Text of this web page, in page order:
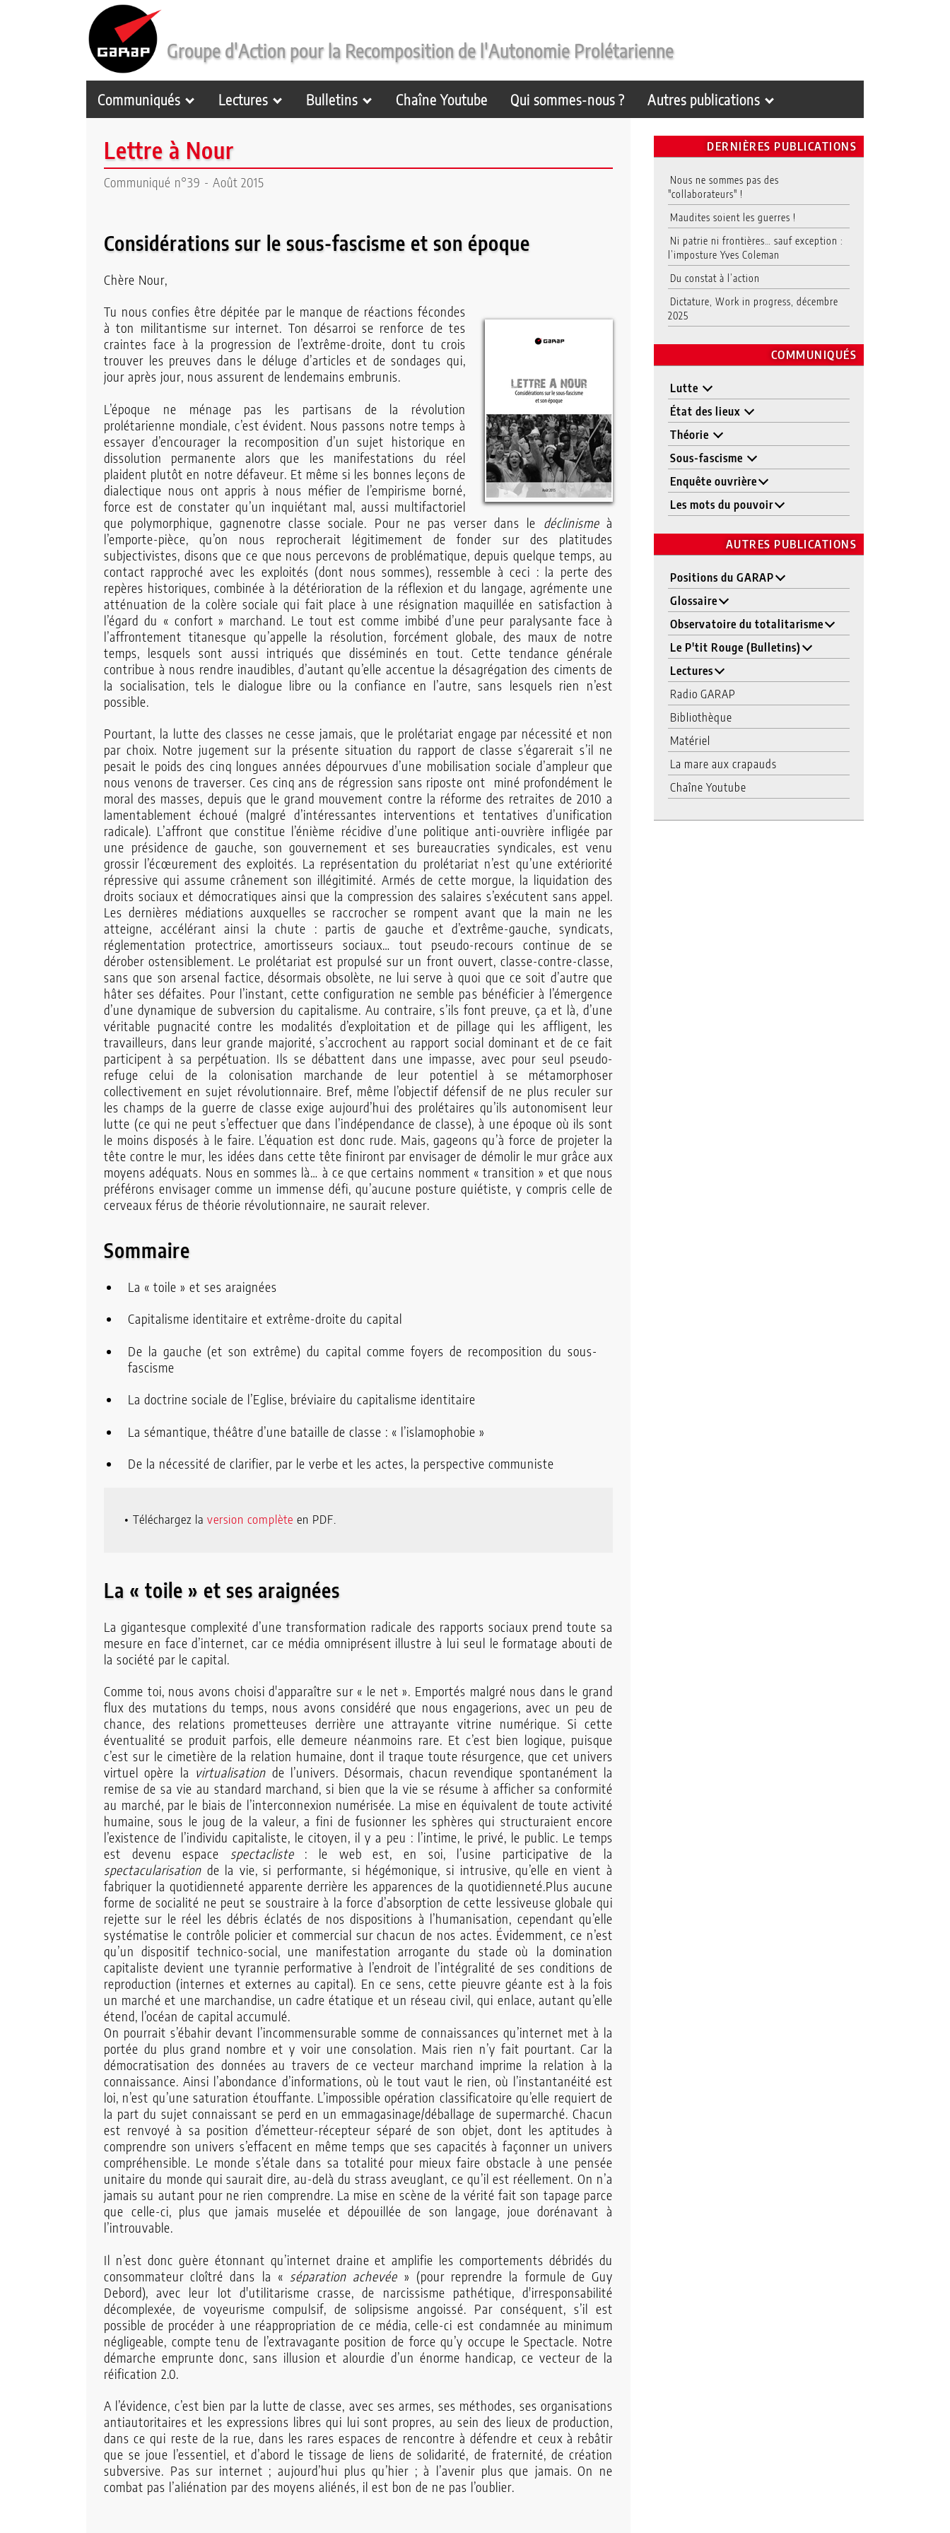
Groupe d'Action pour la Recomposition de l'Autonomie Prolétarienne
Communiqués
Lectures
publications
Communiqués Lectures Bulletins Chaîne Youtube Qui sommes-nous ? Autres publications
Lettre à Nour
Communiqué n°39 - Août 2015
Considérations sur le sous-fascisme et son époque
Chère Nour,
Tu nous confies être dépitée par le manque de réactions fécondes
à ton militantisme sur internet. Ton désarroi se renforce de tes
craintes face à la progression de l’extrême-droite, dont tu crois
trouver les preuves dans le déluge d’articles et de sondages qui,
jour après jour, nous assurent de lendemains embrunis.
L’époque ne ménage pas les partisans de la révolution
prolétarienne mondiale, c’est évident. Nous passons notre temps à
essayer d’encourager la recomposition d’un sujet historique en
dissolution permanente alors que les manifestations du réel
plaident plutôt en notre défaveur. Et même si les bonnes leçons de
dialectique nous ont appris à nous méfier de l’empirisme borné,
force est de constater qu’un inquiétant mal, aussi multifactoriel
que polymorphique, gagnenotre classe sociale. Pour ne pas verser dans le déclinismeà
l’emporte-pièce, qu’on nous reprocherait légitimement de fonder sur des platitudes
subjectivistes, disons que ce que nous percevons de problématique, depuis quelque temps, au
contact rapproché avec les exploités (dont nous sommes), ressemble à ceci : la perte des
repères historiques, combinée à la détérioration de la réflexion et du langage, agrémente une
atténuation de la colère sociale qui fait place à une résignation maquillée en satisfaction à
l’égard du « confort » marchand. Le tout est comme imbibé d’une peur paralysante face à
l’affrontement titanesque qu’appelle la résolution, forcément globale, des maux de notre
temps, lesquels sont aussi intriqués que disséminés en tout. Cette tendance générale
contribue à nous rendre inaudibles, d’autant qu’elle accentue la désagrégation des ciments de
la socialisation, tels le dialogue libre ou la confiance en l’autre, sans lesquels rien n’est
possible.
Pourtant, la lutte des classes ne cesse jamais, que le prolétariat engage par nécessité et non
par choix. Notre jugement sur la présente situation du rapport de classe s’égarerait s’il ne
pesait le poids des cinq longues années dépourvues d’une mobilisation sociale d’ampleur que
nous venons de traverser. Ces cinq ans de régression sans riposte ont miné profondément le
moral des masses, depuis que le grand mouvement contre la réforme des retraites de 2010 a
lamentablement échoué (malgré d’intéressantes interventions et tentatives d’unification
radicale). L’affront que constitue l’énième récidive d’une politique anti-ouvrière infligée par
une présidence de gauche, son gouvernement et ses bureaucraties syndicales, est venu
grossir l’écœurement des exploités. La représentation du prolétariat n’est qu’une extériorité
répressive qui assume crânement son illégitimité. Armés de cette morgue, la liquidation des
droits sociaux et démocratiques ainsi que la compression des salaires s’exécutent sans appel.
Les dernières médiations auxquelles se raccrocher se rompent avant que la main ne les
atteigne, accélérant ainsi la chute : partis de gauche et d’extrême-gauche, syndicats,
réglementation protectrice, amortisseurs sociaux… tout pseudo-recours continue de se
dérober ostensiblement. Le prolétariat est propulsé sur un front ouvert, classe-contre-classe,
sans que son arsenal factice, désormais obsolète, ne lui serve à quoi que ce soit d’autre que
hâter ses défaites. Pour l’instant, cette configuration ne semble pas bénéficier à l’émergence
d’une dynamique de subversion du capitalisme. Au contraire, s’ils font preuve, ça et là, d’une
véritable pugnacité contre les modalités d’exploitation et de pillage qui les affligent, les
travailleurs, dans leur grande majorité, s’accrochent au rapport social dominant et de ce fait
participent à sa perpétuation. Ils se débattent dans une impasse, avec pour seul pseudo-
refuge celui de la colonisation marchande de leur potentiel à se métamorphoser
collectivement en sujet révolutionnaire. Bref, même l’objectif défensif de ne plus reculer sur
les champs de la guerre de classe exige aujourd’hui des prolétaires qu’ils autonomisent leur
lutte (ce qui ne peut s’effectuer que dans l’indépendance de classe), à une époque où ils sont
le moins disposés à le faire. L’équation est donc rude. Mais, gageons qu’à force de projeter la
tête contre le mur, les idées dans cette tête finiront par envisager de démolir le mur grâce aux
moyens adéquats. Nous en sommes là… à ce que certains nomment « transition » et que nous
préférons envisager comme un immense défi, qu’aucune posture quiétiste, y compris celle de
cerveaux férus de théorie révolutionnaire, ne saurait relever.
Sommaire
La « toile » et ses araignées
Capitalisme identitaire et extrême-droite du capital
De la gauche (et son extrême) du capital comme foyers de recomposition du sous-
fascisme
La doctrine sociale de l’Eglise, bréviaire du capitalisme identitaire
La sémantique, théâtre d’une bataille de classe : « l’islamophobie »
De la nécessité de clarifier, par le verbe et les actes, la perspective communiste
• Téléchargez la version complète en PDF.
La « toile » et ses araignées
La gigantesque complexité d’une transformation radicale des rapports sociaux prend toute sa
mesure en face d’internet, car ce média omniprésent illustre à lui seul le formatage abouti de
la société par le capital.
Comme toi, nous avons choisi d'apparaître sur « le net ». Emportés malgré nous dans le grand
flux des mutations du temps, nous avons considéré que nous engagerions, avec un peu de
chance, des relations prometteuses derrière une attrayante vitrine numérique. Si cette
éventualité se produit parfois, elle demeure néanmoins rare. Et c’est bien logique, puisque
c’est sur le cimetière de la relation humaine, dont il traque toute résurgence, que cet univers
virtuel opère la virtualisation de l’univers. Désormais, chacun revendique spontanément la
remise de sa vie au standard marchand, si bien que la vie se résume à afficher sa conformité
au marché, par le biais de l’interconnexion numérisée. La mise en équivalent de toute activité
humaine, sous le joug de la valeur, a fini de fusionner les sphères qui structuraient encore
l’existence de l’individu capitaliste, le citoyen, il y a peu : l’intime, le privé, le public. Le temps
est devenu espace spectacliste: le web est, en soi, l’usine participative de la
spectacularisation de la vie, si performante, si hégémonique, si intrusive, qu’elle en vient à
fabriquer la quotidienneté apparente derrière les apparences de la quotidienneté.Plus aucune
forme de socialité ne peut se soustraire à la force d’absorption de cette lessiveuse globale qui
rejette sur le réel les débris éclatés de nos dispositions à l’humanisation, cependant qu’elle
systématise le contrôle policier et commercial sur chacun de nos actes. Évidemment, ce n’est
qu’un dispositif technico-social, une manifestation arrogante du stade où la domination
capitaliste devient une tyrannie performative à l’endroit de l’intégralité de ses conditions de
reproduction (internes et externes au capital). En ce sens, cette pieuvre géante est à la fois
un marché et une marchandise, un cadre étatique et un réseau civil, qui enlace, autant qu’elle
étend, l’océan de capital accumulé.
On pourrait s’ébahir devant l’incommensurable somme de connaissances qu’internet met à la
portée du plus grand nombre et y voir une consolation. Mais rien n’y fait pourtant. Car la
démocratisation des données au travers de ce vecteur marchand imprime la relation à la
connaissance. Ainsi l’abondance d’informations, où le tout vaut le rien, où l’instantanéité est
loi, n’est qu’une saturation étouffante. L’impossible opération classificatoire qu’elle requiert de
la part du sujet connaissant se perd en un emmagasinage/déballage de supermarché. Chacun
est renvoyé à sa position d’émetteur-récepteur séparé de son objet, dont les aptitudes à
comprendre son univers s’effacent en même temps que ses capacités à façonner un univers
compréhensible. Le monde s’étale dans sa totalité pour mieux faire obstacle à une pensée
unitaire du monde qui saurait dire, au-delà du strass aveuglant, ce qu’il est réellement. On n’a
jamais su autant pour ne rien comprendre. La mise en scène de la vérité fait son tapage parce
que celle-ci, plus que jamais muselée et dépouillée de son langage, joue dorénavant à
l’introuvable.
Il n’est donc guère étonnant qu’internet draine et amplifie les comportements débridés du
consommateur cloîtré dans la « séparation achevée » (pour reprendre la formule de Guy
Debord), avec leur lot d'utilitarisme crasse, de narcissisme pathétique, d'irresponsabilité
décomplexée, de voyeurisme compulsif, de solipsisme angoissé. Par conséquent, s’il est
possible de procéder à une réappropriation de ce média, celle-ci est condamnée au minimum
négligeable, compte tenu de l’extravagante position de force qu’y occupe le Spectacle. Notre
démarche emprunte donc, sans illusion et alourdie d’un énorme handicap, ce vecteur de la
réification 2.0.
A l’évidence, c’est bien par la lutte de classe, avec ses armes, ses méthodes, ses organisations
antiautoritaires et les expressions libres qui lui sont propres, au sein des lieux de production,
dans ce qui reste de la rue, dans les rares espaces de rencontre à défendre et ceux à rebâtir
que se joue l’essentiel, et d’abord le tissage de liens de solidarité, de fraternité, de création
subversive. Pas sur internet ; aujourd’hui plus qu’hier ; à l’avenir plus que jamais. On ne
combat pas l’aliénation par des moyens aliénés, il est bon de ne pas l’oublier.
DERNIÈRES PUBLICATIONS
Nous ne sommes pas des
"collaborateurs" !
Maudites soient les guerres !
Ni patrie ni frontières… sauf exception :
l’imposture Yves Coleman
Du constat à l’action
Dictature, Work in progress, décembre
2025
COMMUNIQUÉS
Lutte
État des lieux
Théorie
Sous-fascisme
Enquête ouvrière
Les mots du pouvoir
AUTRES PUBLICATIONS
Positions du GARAP
Glossaire
Observatoire du totalitarisme
Le P'tit Rouge (Bulletins)
Lectures
Radio GARAP
Bibliothèque
Matériel
La mare aux crapauds
Chaîne Youtube